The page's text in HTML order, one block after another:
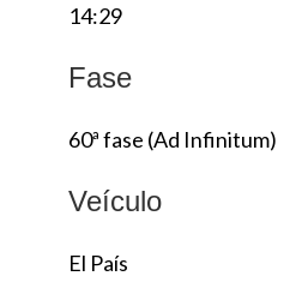
14:29
Fase
60ª fase (Ad Infinitum)
Veículo
El País